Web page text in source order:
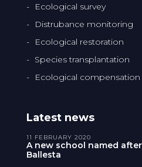
Ecological survey
Distrubance monitoring
Ecological restoration
Species transplantation
Ecological compensation
Latest news
A new school named
Ballesta
11 FEBRUARY 2020